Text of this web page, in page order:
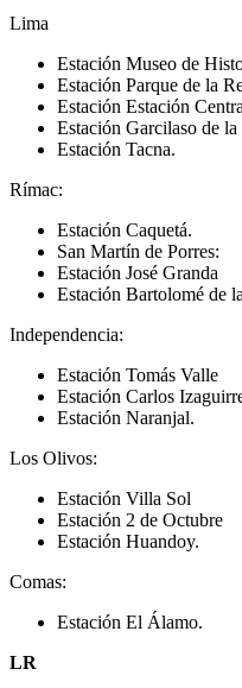
Lima
Estación Museo de
Estación Parque de la
Estación Estación
Estación Garcilaso de la
Estación Tacna.
Rímac:
Estación Caquetá.
San Martín de Porres:
Estación José Granda
Estación Bartolomé de
Independencia:
Estación Tomás Valle
Estación Carlos
Estación Naranjal.
Los Olivos:
Estación Villa Sol
Estación 2 de Octubre
Estación Huandoy.
Comas:
Estación El Álamo.
LR